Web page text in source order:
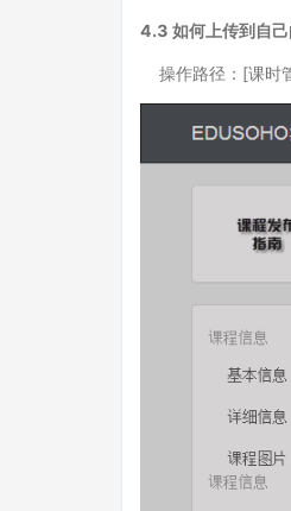
4.3 如何上传到自
操作路径：[课时